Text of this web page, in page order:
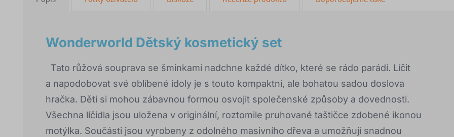
Wonderworld Dětský kosmetický set
Tato růžová souprava se šminkami nadchne každé dítko, které se rádo parádí. Líčit
a napodobovat své oblíbené idoly je s touto kompaktní, ale bohatou sadou doslova
hračka. Děti si mohou zábavnou formou osvojit společenské způsoby a dovednosti.
Všechna líčidla jsou uložena v originální, roztomile pruhované taštičce zdobené ikonou
motýlka. Součásti jsou vyrobeny z odolného masivního dřeva a umožňují snadnou